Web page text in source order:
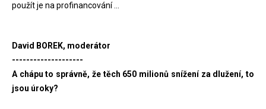
použít je na profinancování ...
David BOREK, moderátor
--------------------
A chápu to správně, že těch 650 milionů snížení za dlužení, to
jsou úroky?